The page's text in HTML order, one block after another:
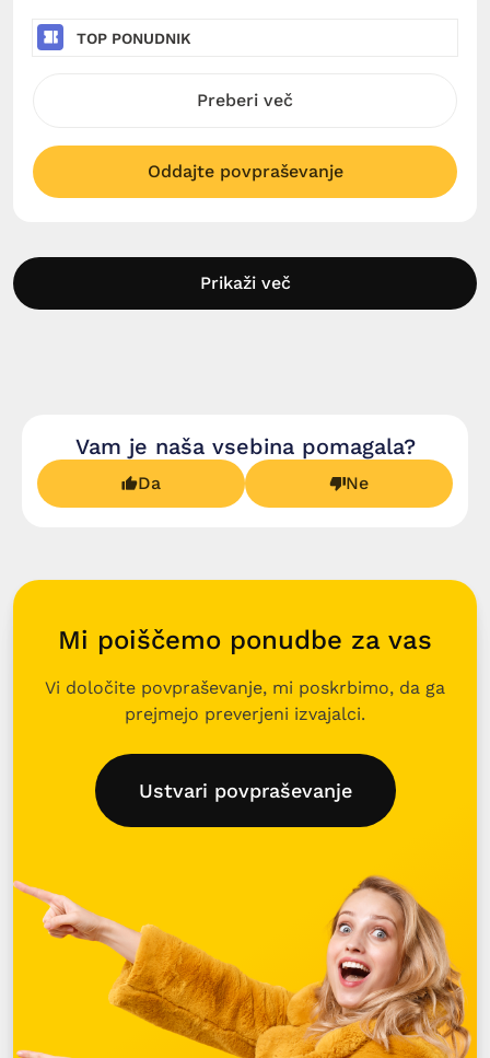
TOP PONUDNIK
Preberi več
Oddajte povpraševanje
Prikaži več
Vam je naša vsebina pomagala?
Da Ne
Mi poiščemo ponudbe za vas
Vi določite povpraševanje, mi poskrbimo, da ga
prejmejo preverjeni izvajalci.
Ustvari povpraševanje